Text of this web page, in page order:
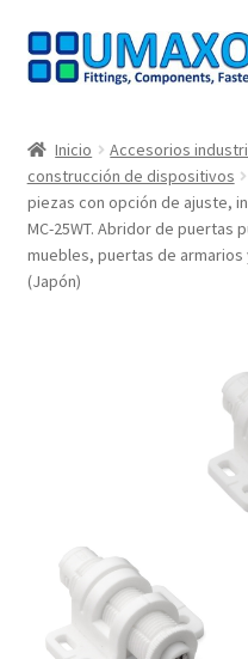
Ir
a
Ir
al
AGB
Caja registradora
Pie de imprenta
Política de anulación
Inicio
Accesorios
construcción de dispositivos
piezas con opción de ajuste,
MC-25WT. Abridor de puertas
muebles, puertas de armarios
(Japón)